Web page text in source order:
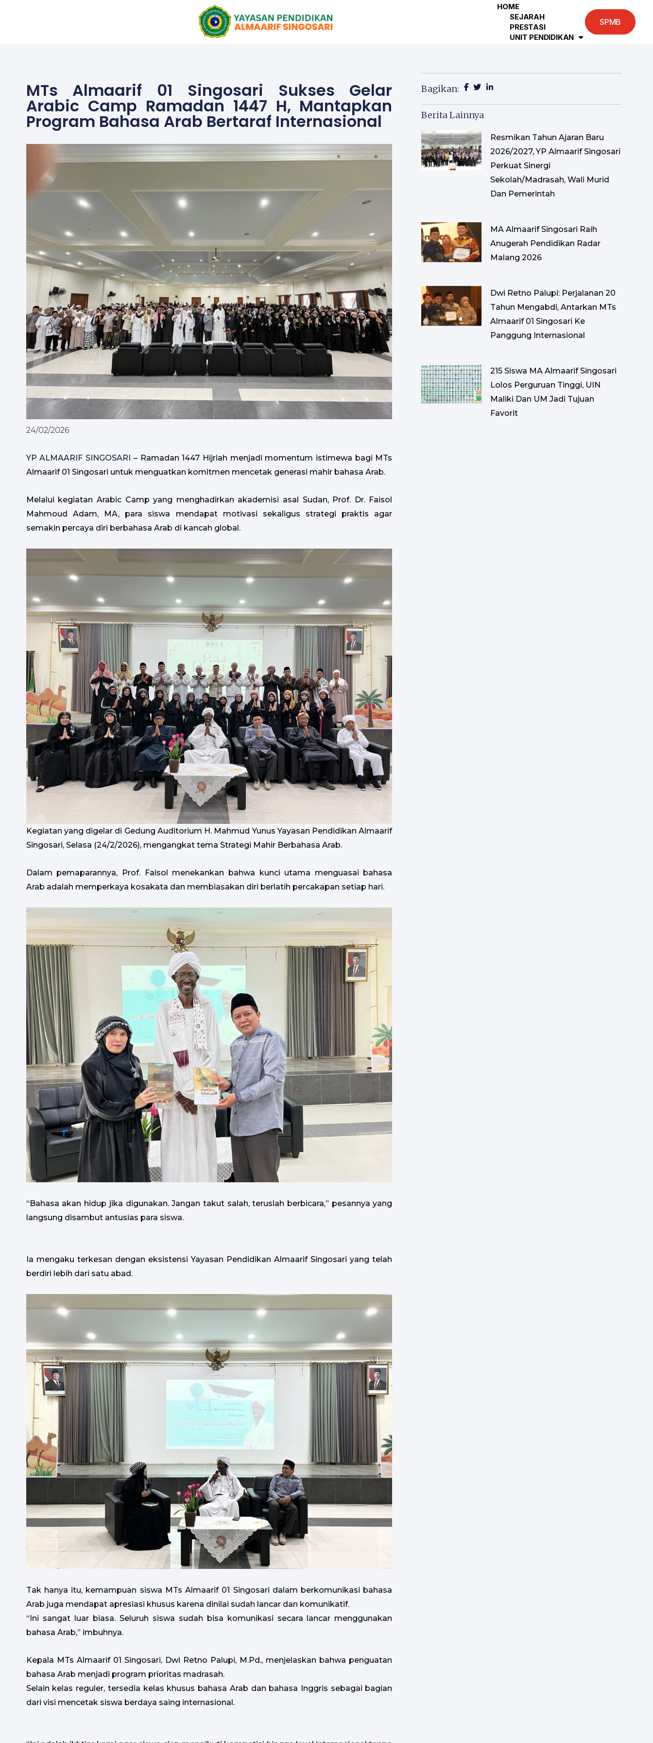
HOME
SEJARAH
PRESTASI
UNIT PENDIDIKAN
SPMB
MTs Almaarif 01 Singosari Sukses Gelar
Arabic Camp Ramadan 1447 H, Mantapkan
Program Bahasa Arab Bertaraf Internasional
24/02/2026
YP ALMAARIF SINGOSARI – Ramadan 1447 Hijriah menjadi momentum istimewa bagi MTs
Almaarif 01 Singosari untuk menguatkan komitmen mencetak generasi mahir bahasa Arab.
Melalui kegiatan Arabic Camp yang menghadirkan akademisi asal Sudan, Prof. Dr. Faisol
Mahmoud Adam, MA, para siswa mendapat motivasi sekaligus strategi praktis agar
semakin percaya diri berbahasa Arab di kancah global.
Kegiatan yang digelar di Gedung Auditorium H. Mahmud Yunus Yayasan Pendidikan Almaarif
Singosari, Selasa (24/2/2026), mengangkat tema Strategi Mahir Berbahasa Arab.
Dalam pemaparannya, Prof. Faisol menekankan bahwa kunci utama menguasai bahasa
Arab adalah memperkaya kosakata dan membiasakan diri berlatih percakapan setiap hari.
“Bahasa akan hidup jika digunakan. Jangan takut salah, teruslah berbicara,” pesannya yang
langsung disambut antusias para siswa.
Ia mengaku terkesan dengan eksistensi Yayasan Pendidikan Almaarif Singosari yang telah
berdiri lebih dari satu abad.
Tak hanya itu, kemampuan siswa MTs Almaarif 01 Singosari dalam berkomunikasi bahasa
Arab juga mendapat apresiasi khusus karena dinilai sudah lancar dan komunikatif.
“Ini sangat luar biasa. Seluruh siswa sudah bisa komunikasi secara lancar menggunakan
bahasa Arab,” imbuhnya.
Kepala MTs Almaarif 01 Singosari, Dwi Retno Palupi, M.Pd., menjelaskan bahwa penguatan
bahasa Arab menjadi program prioritas madrasah.
Selain kelas reguler, tersedia kelas khusus bahasa Arab dan bahasa Inggris sebagai bagian
dari visi mencetak siswa berdaya saing internasional.
Bagikan:
Berita Lainnya
Resmikan Tahun Ajaran Baru
2026/2027, YP Almaarif Singosari
Perkuat Sinergi
Sekolah/Madrasah, Wali Murid
Dan Pemerintah
MA Almaarif Singosari Raih
Anugerah Pendidikan Radar
Malang 2026
Dwi Retno Palupi: Perjalanan 20
Tahun Mengabdi, Antarkan MTs
Almaarif 01 Singosari Ke
Panggung Internasional
215 Siswa MA Almaarif Singosari
Lolos Perguruan Tinggi, UIN
Maliki Dan UM Jadi Tujuan
Favorit